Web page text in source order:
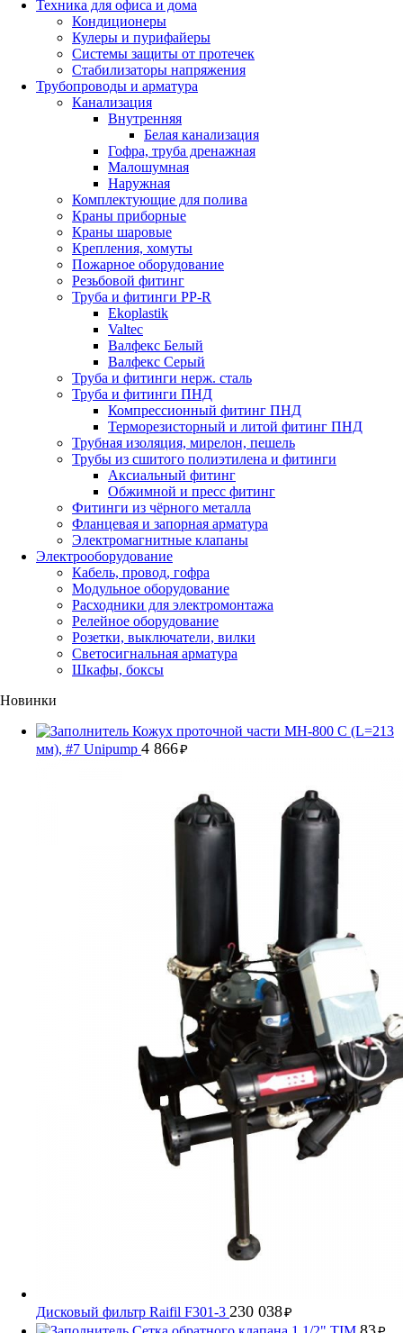
Техника для офиса и дома
Кондиционеры
Кулеры и пурифайеры
Системы защиты от протечек
Стабилизаторы напряжения
Трубопроводы и арматура
Канализация
Внутренняя
Белая канализация
Гофра, труба дренажная
Малошумная
Наружная
Комплектующие для полива
Краны приборные
Краны шаровые
Крепления, хомуты
Пожарное оборудование
Резьбовой фитинг
Труба и фитинги PP-R
Ekoplastik
Valtec
Валфекс Белый
Валфекс Серый
Труба и фитинги нерж. сталь
Труба и фитинги ПНД
Компрессионный фитинг ПНД
Терморезисторный и литой фитинг ПНД
Трубная изоляция, мирелон, пешель
Трубы из сшитого полиэтилена и фитинги
Аксиальный фитинг
Обжимной и пресс фитинг
Фитинги из чёрного металла
Фланцевая и запорная арматура
Электромагнитные клапаны
Электрооборудование
Кабель, провод, гофра
Модульное оборудование
Расходники для электромонтажа
Релейное оборудование
Розетки, выключатели, вилки
Светосигнальная арматура
Шкафы, боксы
Новинки
Кожух проточной части MH-800 С (L=213
мм), #7 Unipump 4 866₽
Дисковый фильтр Raifil F301-3 230 038₽